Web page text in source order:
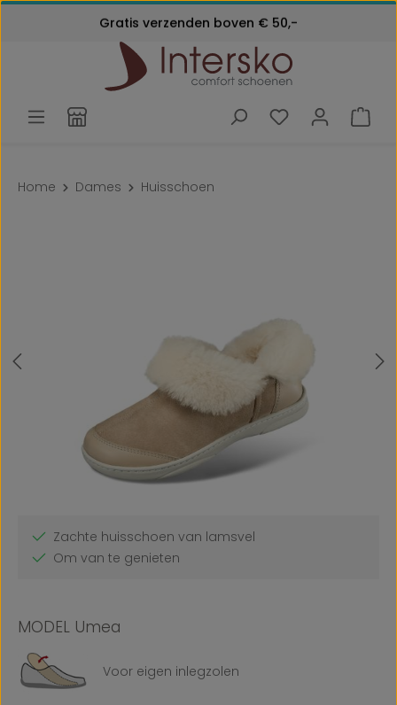
Ga naar de hoofdinhoud
24 maanden garantie
Klantenservice: 072 - 571 79 79
Gratis verzenden boven € 50,-
Home Dames Huisschoen
Zachte huisschoen van lamsvel
Om van te genieten
MODEL Umea
Voor eigen inlegzolen